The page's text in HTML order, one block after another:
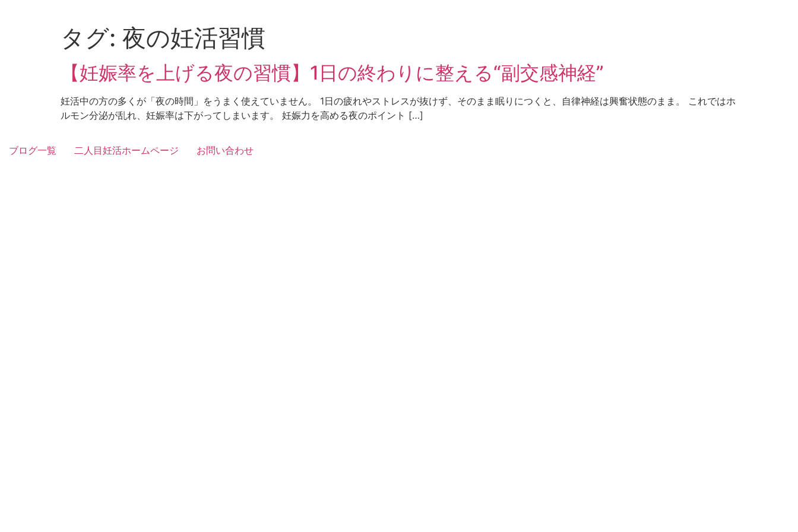
タグ: 夜の妊活習慣
【妊娠率を上げる夜の習慣】1日の終わりに整える“副交感神経”
妊活中の方の多くが「夜の時間」をうまく使えていません。 1日の疲れやストレスが抜けず、そのまま眠りにつくと、自律神経は興奮状態のまま。 これではホ
ルモン分泌が乱れ、妊娠率は下がってしまいます。 妊娠力を高める夜のポイント […]
ブログ一覧 二人目妊活ホームページ お問い合わせ